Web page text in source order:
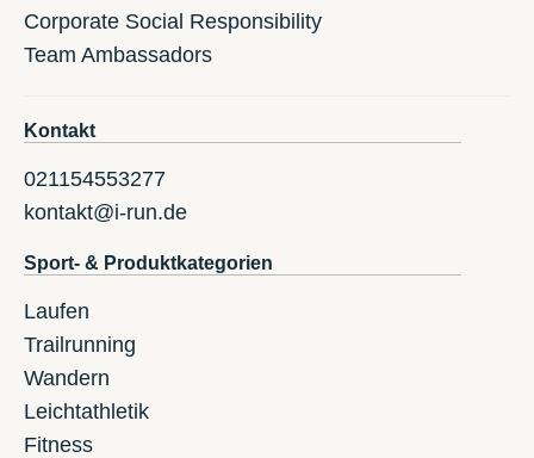
Corporate Social Responsibility
Team Ambassadors
Kontakt
021154553277
kontakt@i-run.de
Sport- & Produktkategorien
Laufen
Trailrunning
Wandern
Leichtathletik
Fitness